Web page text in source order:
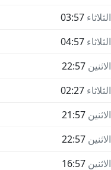
الثلاثاء 03:57
الثلاثاء 04:57
الاثنين 22:57
الثلاثاء 02:27
الاثنين 21:57
الاثنين 22:57
الاثنين 16:57